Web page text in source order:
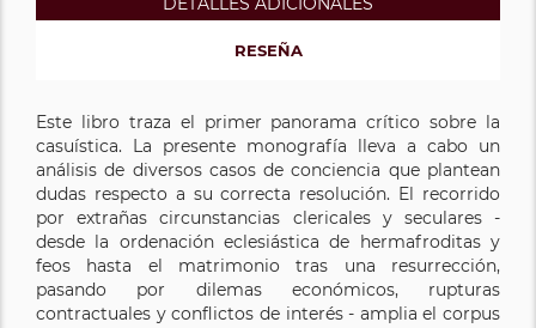
RESEÑA
Este libro traza el primer panorama crítico sobre la
casuística. La presente monografía lleva a cabo un
análisis de diversos casos de conciencia que plantean
dudas respecto a su correcta resolución. El recorrido
por extrañas circunstancias clericales y seculares -
desde la ordenación eclesiástica de hermafroditas y
feos hasta el matrimonio tras una resurrección,
pasando por dilemas económicos, rupturas
contractuales y conflictos de interés - amplia el corpus